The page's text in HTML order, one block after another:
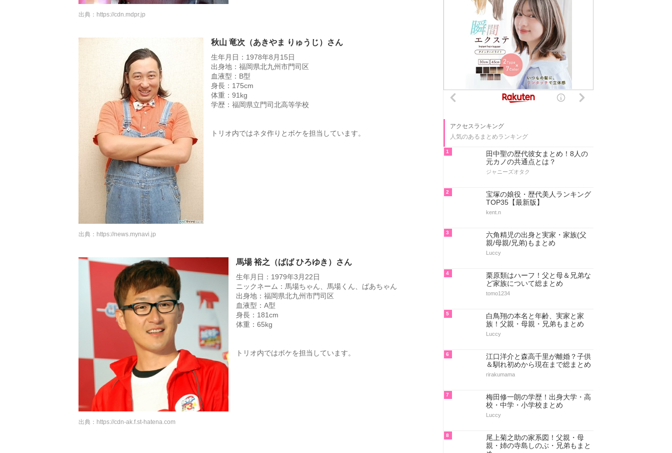
出典： https://cdn.mdpr.jp
秋山 竜次（あきやま りゅうじ）さん
生年月日：1978年8月15日
出身地：福岡県北九州市門司区
血液型：B型
身長：175cm
体重：91kg
学歴：福岡県立門司北高等学校
トリオ内ではネタ作りとボケを担当しています。
出典： https://news.mynavi.jp
馬場 裕之（ばば ひろゆき）さん
生年月日：1979年3月22日
ニックネーム：馬場ちゃん、馬場くん、ばあちゃん
出身地：福岡県北九州市門司区
血液型：A型
身長：181cm
体重：65kg
トリオ内ではボケを担当しています。
出典： https://cdn-ak.f.st-hatena.com
アクセスランキング
人気のあるまとめランキング
1
田中聖の歴代彼女まとめ！8人の
元カノの共通点とは？
ジャニーズオタク
2
宝塚の娘役・歴代美人ランキング
TOP35【最新版】
kent.n
3
六角精児の出身と実家・家族(父
親/母親/兄弟)もまとめ
Luccy
4
栗原類はハーフ！父と母＆兄弟な
ど家族について総まとめ
tomo1234
5
白鳥翔の本名と年齢、実家と家
族！父親・母親・兄弟もまとめ
Luccy
6
江口洋介と森高千里が離婚？子供
＆馴れ初めから現在まで総まとめ
rirakumama
7
梅田修一朗の学歴！出身大学・高
校・中学・小学校まとめ
Luccy
8
尾上菊之助の家系図！父親・母
親・姉の寺島しのぶ・兄弟もまと